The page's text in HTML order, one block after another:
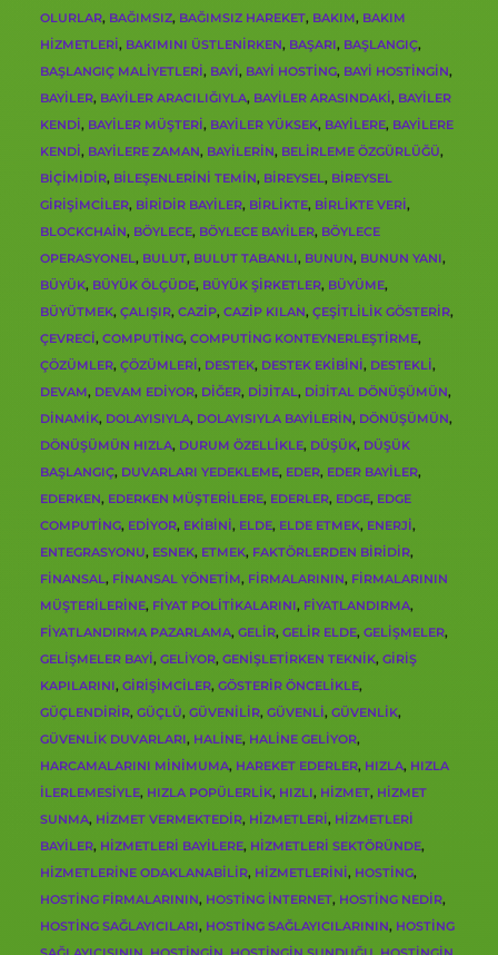
OLURLAR, BAĞIMSIZ, BAĞIMSIZ HAREKET, BAKIM, BAKIM
HIZMETLERI, BAKIMINI ÜSTLENIRKEN, BAŞARI, BAŞLANGIÇ,
BAŞLANGIÇ MALIYETLERI, BAYI, BAYI HOSTING, BAYI HOSTINGIN,
BAYILER, BAYILER ARACILIĞIYLA, BAYILER ARASINDAKI, BAYILER
KENDI, BAYILER MÜŞTERI, BAYILER YÜKSEK, BAYILERE, BAYILERE
KENDI, BAYILERE ZAMAN, BAYILERIN, BELIRLEME ÖZGÜRLÜĞÜ,
BIÇIMIDIR, BILEŞENLERINI TEMIN, BIREYSEL, BIREYSEL
GIRIŞIMCILER, BIRIDIR BAYILER, BIRLIKTE, BIRLIKTE VERI,
BLOCKCHAIN, BÖYLECE, BÖYLECE BAYILER, BÖYLECE
OPERASYONEL, BULUT, BULUT TABANLI, BUNUN, BUNUN YANI,
BÜYÜK, BÜYÜK ÖLÇÜDE, BÜYÜK ŞIRKETLER, BÜYÜME,
BÜYÜTMEK, ÇALIŞIR, CAZIP, CAZIP KILAN, ÇEŞITLILIK GÖSTERIR,
ÇEVRECI, COMPUTING, COMPUTING KONTEYNERLEŞTIRME,
ÇÖZÜMLER, ÇÖZÜMLERI, DESTEK, DESTEK EKIBINI, DESTEKLI,
DEVAM, DEVAM EDIYOR, DIĞER, DIJITAL, DIJITAL DÖNÜŞÜMÜN,
DINAMIK, DOLAYISIYLA, DOLAYISIYLA BAYILERIN, DÖNÜŞÜMÜN,
DÖNÜŞÜMÜN HIZLA, DURUM ÖZELLIKLE, DÜŞÜK, DÜŞÜK
BAŞLANGIÇ, DUVARLARI YEDEKLEME, EDER, EDER BAYILER,
EDERKEN, EDERKEN MÜŞTERILERE, EDERLER, EDGE, EDGE
COMPUTING, EDIYOR, EKIBINI, ELDE, ELDE ETMEK, ENERJI,
ENTEGRASYONU, ESNEK, ETMEK, FAKTÖRLERDEN BIRIDIR,
FINANSAL, FINANSAL YÖNETIM, FIRMALARININ, FIRMALARININ
MÜŞTERILERINE, FIYAT POLITIKALARINI, FIYATLANDIRMA,
FIYATLANDIRMA PAZARLAMA, GELIR, GELIR ELDE, GELIŞMELER,
GELIŞMELER BAYI, GELIYOR, GENIŞLETIRKEN TEKNIK, GIRIŞ
KAPILARINI, GIRIŞIMCILER, GÖSTERIR ÖNCELIKLE,
GÜÇLENDIRIR, GÜÇLÜ, GÜVENILIR, GÜVENLI, GÜVENLIK,
GÜVENLIK DUVARLARI, HALINE, HALINE GELIYOR,
HARCAMALARINI MINIMUMA, HAREKET EDERLER, HIZLA, HIZLA
ILERLEMESIYLE, HIZLA POPÜLERLIK, HIZLI, HIZMET, HIZMET
SUNMA, HIZMET VERMEKTEDIR, HIZMETLERI, HIZMETLERI
BAYILER, HIZMETLERI BAYILERE, HIZMETLERI SEKTÖRÜNDE,
HIZMETLERINE ODAKLANABILIR, HIZMETLERINI, HOSTING,
HOSTING FIRMALARININ, HOSTING INTERNET, HOSTING NEDIR,
HOSTING SAĞLAYICILARI, HOSTING SAĞLAYICILARININ, HOSTING